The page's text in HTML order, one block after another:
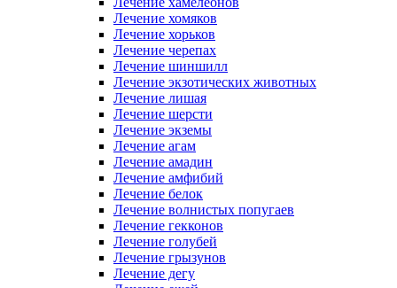
Лечение хомяков
Лечение хорьков
Лечение черепах
Лечение шиншилл
Лечение экзотических животных
Лечение лишая
Лечение шерсти
Лечение экземы
Лечение агам
Лечение амадин
Лечение амфибий
Лечение белок
Лечение волнистых попугаев
Лечение гекконов
Лечение голубей
Лечение грызунов
Лечение дегу